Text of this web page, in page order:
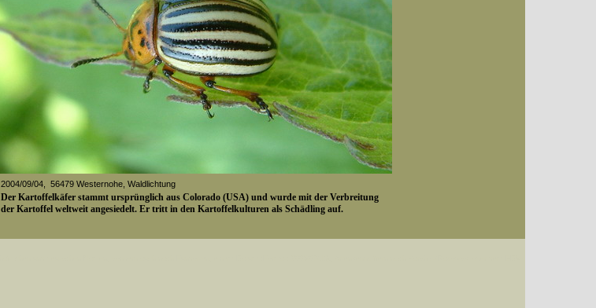
2004/09/04, 56479 Westernohe, Waldlichtung
Der Kartoffelkäfer stammt ursprünglich aus Colorado (USA) und wurde mit der Verbreitung
der Kartoffel weltweit angesiedelt. Er tritt in den Kartoffelkulturen als Schädling auf.